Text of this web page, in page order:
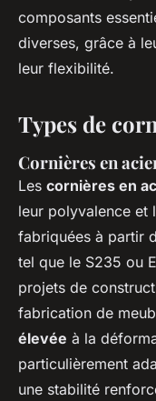
composants
diverses, grâce à
leur flexibilité.
Types de
Cornières en
Les cornières en
leur polyvalence et
fabriquées à partir
tel que le S235 ou
projets de
fabrication de
élevée à la
particulièrement
une stabilité